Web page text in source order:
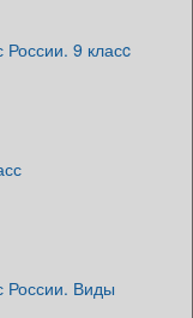
9 класc
России. Виды